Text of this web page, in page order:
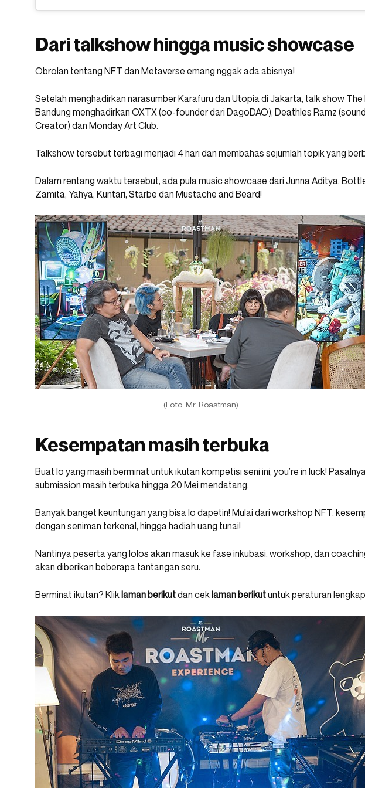
Dari talkshow hingga music showcase
Obrolan tentang NFT dan Metaverse emang nggak ada abisnya!
Setelah menghadirkan narasumber Karafuru dan Utopia di Jakarta, talk show The
Bandung menghadirkan OXTX (co-founder dari DagoDAO), Deathles Ramz
Creator) dan Monday Art Club.
Talkshow tersebut terbagi menjadi 4 hari dan membahas sejumlah topik yang
Dalam rentang waktu tersebut, ada pula music showcase dari Junna Aditya,
Zamita, Yahya, Kuntari, Starbe dan Mustache and Beard!
(Foto: Mr. Roastman)
Kesempatan masih terbuka
Buat lo yang masih berminat untuk ikutan kompetisi seni ini, you’re in luck!
submission masih terbuka hingga 20 Mei mendatang.
Banyak banget keuntungan yang bisa lo dapetin! Mulai dari workshop NFT,
dengan seniman terkenal, hingga hadiah uang tunai!
Nantinya peserta yang lolos akan masuk ke fase inkubasi, workshop, dan
akan diberikan beberapa tantangan seru.
Berminat ikutan? Klik laman berikutdan cek laman berikutuntuk peraturan